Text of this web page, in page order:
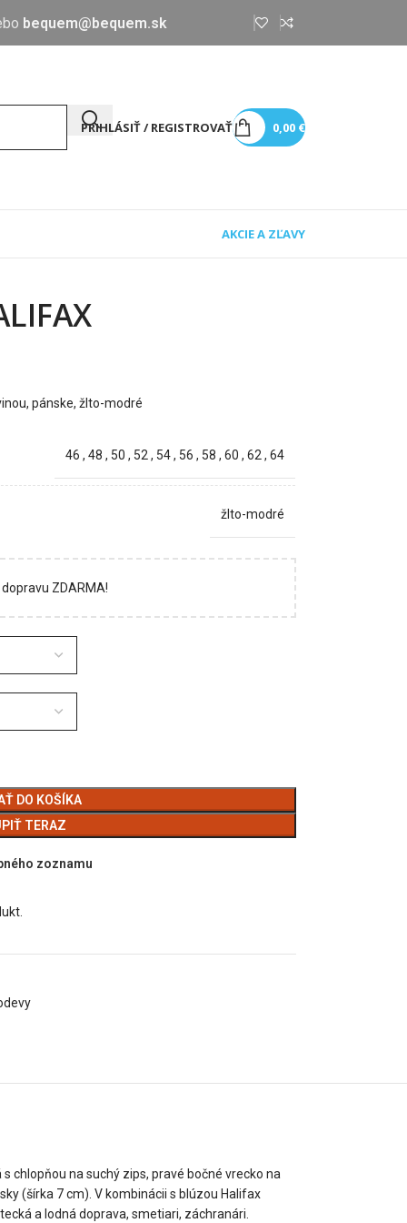
bequem@bequem.sk
PRIHLÁSIŤ / REGISTROVAŤ 0,00 €
AKCIE A ZĽAVY
pánske, žlto-modré
46 , 48 , 50 , 52 , 54, 56 , 58 , 60 , 62 , 64
žlto-modré
ZDARMA!
DO KOŠÍKA
TERAZ
zoznamu
chlopňou na suchý zips, pravé bočné vrecko na
(šírka 7 cm). V kombinácii s blúzou Halifax
a lodná doprava, smetiari, záchranári.